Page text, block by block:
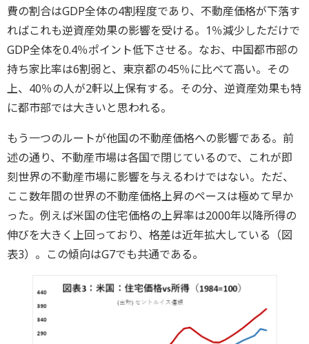
費の割合はGDP全体の4割程度であり、不動産価格が下落す
ればこれも逆資産効果の影響を受ける。1％減少しただけで
GDP全体を0.4％ポイント低下させる。なお、中国都市部の
持ち家比率は6割弱と、東京都の45％に比べて高い。その
上、40％の人が2軒以上保有する。その分、逆資産効果も特
に都市部では大きいと思われる。
もう一つのルートが他国の不動産価格への影響である。前
述の通り、不動産市場は各国で閉じているので、これが即
刻世界の不動産市場に影響を与えるわけではない。ただ、
ここ数年間の世界の不動産価格上昇のペースは極めて早か
った。例えば米国の住宅価格の上昇率は2000年以降所得の
伸びを大きく上回っており、格差は近年拡大している（図
表3）。この傾向はG7でも共通である。